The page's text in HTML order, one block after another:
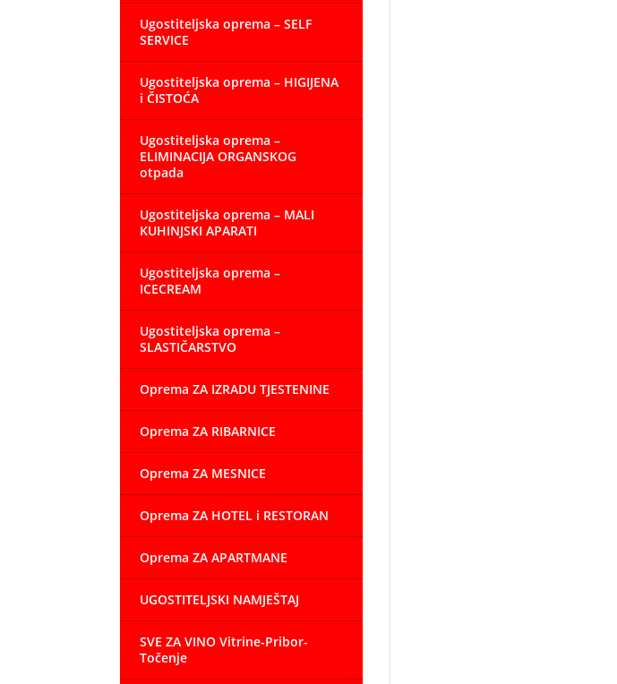
Ugostiteljska oprema – SELF
SERVICE
Ugostiteljska oprema – HIGIJENA
i ČISTOĆA
Ugostiteljska oprema –
ELIMINACIJA ORGANSKOG
otpada
Ugostiteljska oprema – MALI
KUHINJSKI APARATI
Ugostiteljska oprema –
ICECREAM
Ugostiteljska oprema –
SLASTIČARSTVO
Oprema ZA IZRADU TJESTENINE
Oprema ZA RIBARNICE
Oprema ZA MESNICE
Oprema ZA HOTEL i RESTORAN
Oprema ZA APARTMANE
UGOSTITELJSKI NAMJEŠTAJ
SVE ZA VINO Vitrine-Pribor-
Točenje